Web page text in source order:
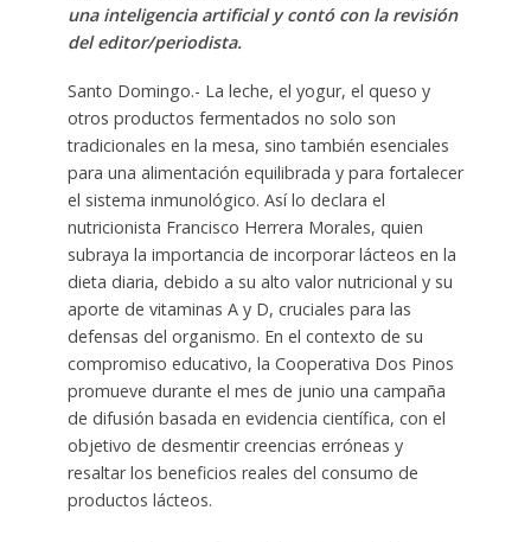
una inteligencia artificial y contó con la revisión
del editor/periodista.
Santo Domingo.- La leche, el yogur, el queso y
otros productos fermentados no solo son
tradicionales en la mesa, sino también esenciales
para una alimentación equilibrada y para fortalecer
el sistema inmunológico. Así lo declara el
nutricionista Francisco Herrera Morales, quien
subraya la importancia de incorporar lácteos en la
dieta diaria, debido a su alto valor nutricional y su
aporte de vitaminas A y D, cruciales para las
defensas del organismo. En el contexto de su
compromiso educativo, la Cooperativa Dos Pinos
promueve durante el mes de junio una campaña
de difusión basada en evidencia científica, con el
objetivo de desmentir creencias erróneas y
resaltar los beneficios reales del consumo de
productos lácteos.